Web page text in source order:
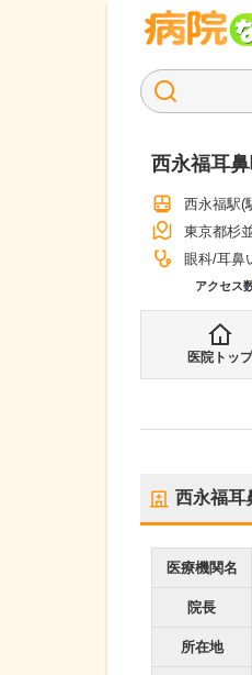
西永福耳
西永福駅(
東京都杉
眼科 耳鼻
アクセス
医院トッ
西永福耳
医療機関名
院長
所在地